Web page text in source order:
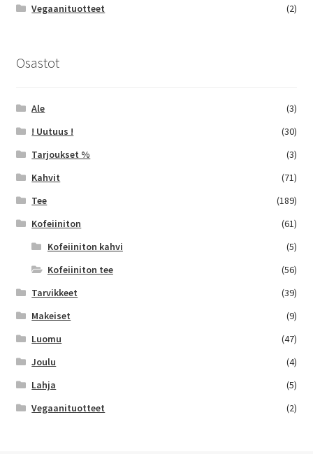
Vegaanituotteet
(2)
Osastot
Ale
(3)
! Uutuus !
(30)
Tarjoukset %
(3)
Kahvit
(71)
Tee
(189)
Kofeiiniton
(61)
Kofeiiniton kahvi
(5)
Kofeiiniton tee
(56)
Tarvikkeet
(39)
Makeiset
(9)
Luomu
(47)
Joulu
(4)
Lahja
(5)
Vegaanituotteet
(2)